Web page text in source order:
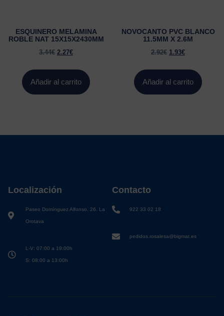
ESQUINERO MELAMINA
ROBLE NAT 15X15X2430MM
3.44€ 2.27€
Añadir al carrito
NOVOCANTO PVC BLANCO
11.5MM X 2.6M
2.92€ 1.93€
Añadir al carrito
Localización
Paseo Domínguez Alfonso, 26. La
Orotava
L-V: 07:00 a 19:00h
S: 08:00 a 13:00h
Contacto
922 33 02 18
pedidos.rosalesa@bigmat.es